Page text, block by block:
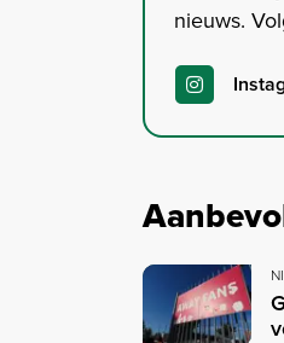
nieuws.